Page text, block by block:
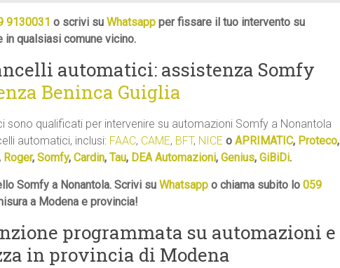
9130031 o scrivi su Whatsapp per fissare il tuo intervento su
in qualsiasi comune vicino.
automatici: assistenza Somfy
Beninca Guiglia
sono qualificati per intervenire su automazioni Somfy a Nonantola
automatici, inclusi: FAAC, CAME, BFT, NICE o APRIMATIC, Proteco,
Roger, Somfy, Cardin, Tau, DEA Automazioni, Genius, GiBiDi.
Somfy a Nonantola. Scrivi su Whatsapp o chiama subito lo 059
a Modena e provincia!
programmata su automazioni e
in provincia di Modena